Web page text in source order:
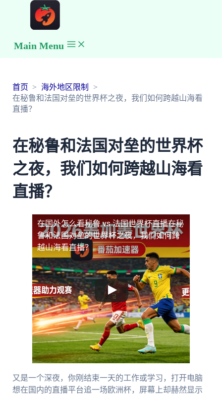
Main Menu
首页
海外地区限制
在秘鲁和法国对垒的世界杯之夜，我们如何跨越山海看
直播？
在秘鲁和法国对垒的世界杯
之夜，我们如何跨越山海看
直播？
在国外怎么看秘鲁 vs 法国世界杯直播在秘
鲁和法国对垒的世界杯之夜，我们如何跨
越山海看直播？
又是一个深夜，你刚结束一天的工作或学习，打开电脑
想在国内的直播平台追一场欧洲杯，屏幕上却赫然显示